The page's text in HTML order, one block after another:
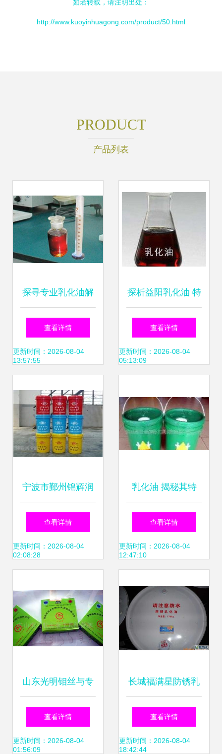
如若转载，请注明出处：
http://www.kuoyinhuagong.com/product/50.html
PRODUCT
产品列表
探寻专业乳化油解
决方案 从产品特性
到优质供货商选择
查看详情
更新时间：2026-08-04
13:57:55
探析益阳乳化油 特
性、应用与市场前
景
查看详情
更新时间：2026-08-04
05:13:09
宁波市鄞州锦辉润
滑油品经营部专业
展示 乳化油产品相
查看详情
更新时间：2026-08-04
02:08:28
乳化油 揭秘其特
性、应用与加水变
白的奥秘
查看详情
更新时间：2026-08-04
12:47:10
山东光明钼丝与专
业乳化油 冶金矿产
领域的高效解决方
查看详情
更新时间：2026-08-04
01:56:09
长城福满星防锈乳
化油 价格、厂家信
息与世界工厂网产
查看详情
更新时间：2026-08-04
18:42:44